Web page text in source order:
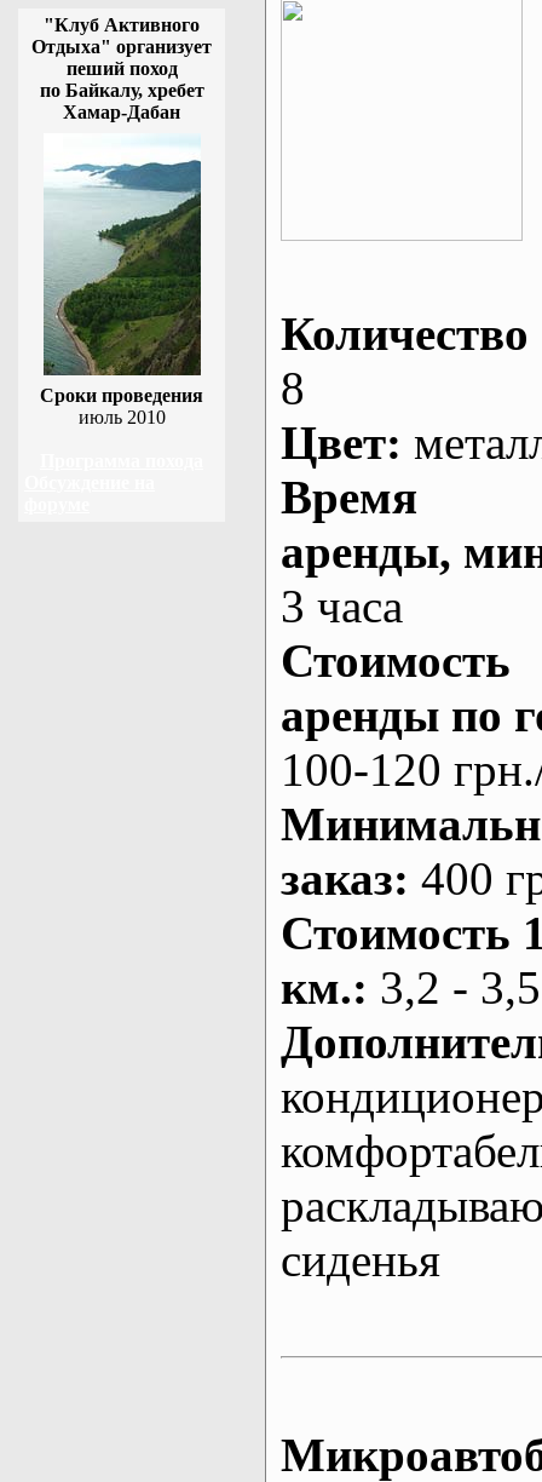
"Клуб Активного
Отдыха" организует
пеший поход
по Байкалу, хребет
Хамар-Дабан
Сроки проведения
июль 2010
Количество
8
Цвет:
Время
аренды,
3 часа
Стоимость
аренды по
100-120
заказ: 400
Стоимость
км.: 3,2 -
сиденья